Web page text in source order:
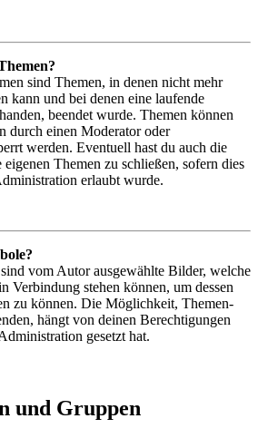
sind Themen, in denen nicht mehr
kann und bei denen eine laufende
beendet wurde. Themen können
durch einen Moderator oder
werden. Eventuell hast du auch die
Themen zu schließen, sofern dies
erlaubt wurde.
vom Autor ausgewählte Bilder, welche
Verbindung stehen können, um dessen
zu können. Die Möglichkeit, Themen-
hängt von deinen Berechtigungen
gesetzt hat.
und Gruppen